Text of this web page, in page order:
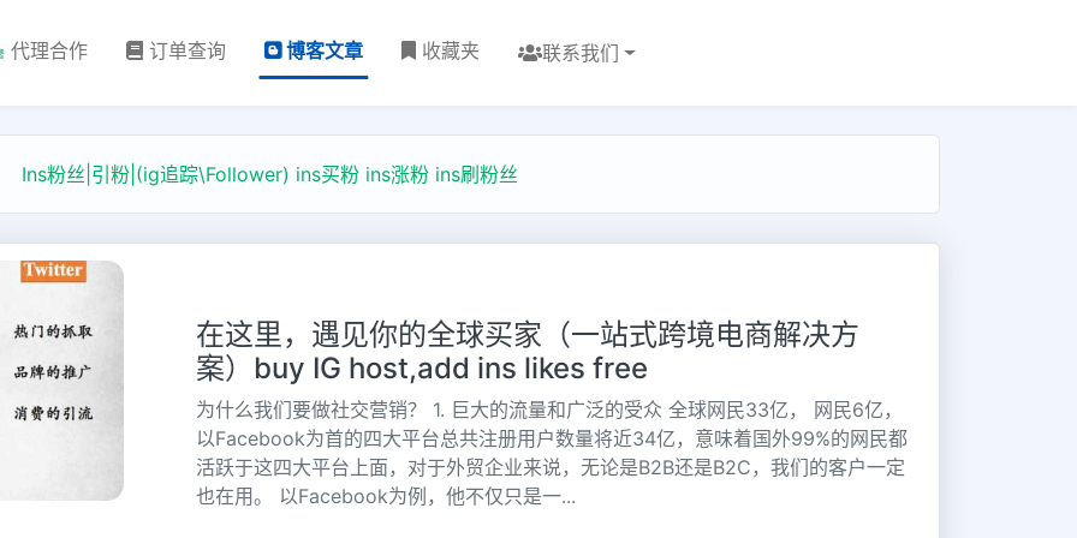
代理合作 订单查询 博客文章 收藏夹 联系我们
Ins粉丝|引粉|(ig追踪\Follower) ins买粉 ins涨粉 ins刷粉丝
在这里，遇见你的全球买家（一站式跨境电商解决方
案）buy IG host,add ins likes free
为什么我们要做社交营销？ 1. 巨大的流量和广泛的受众 全球网民33亿， 网民6亿，
以Facebook为首的四大平台总共注册用户数量将近34亿，意味着国外99%的网民都
活跃于这四大平台上面，对于外贸企业来说，无论是B2B还是B2C，我们的客户一定
也在用。 以Facebook为例，他不仅只是一...